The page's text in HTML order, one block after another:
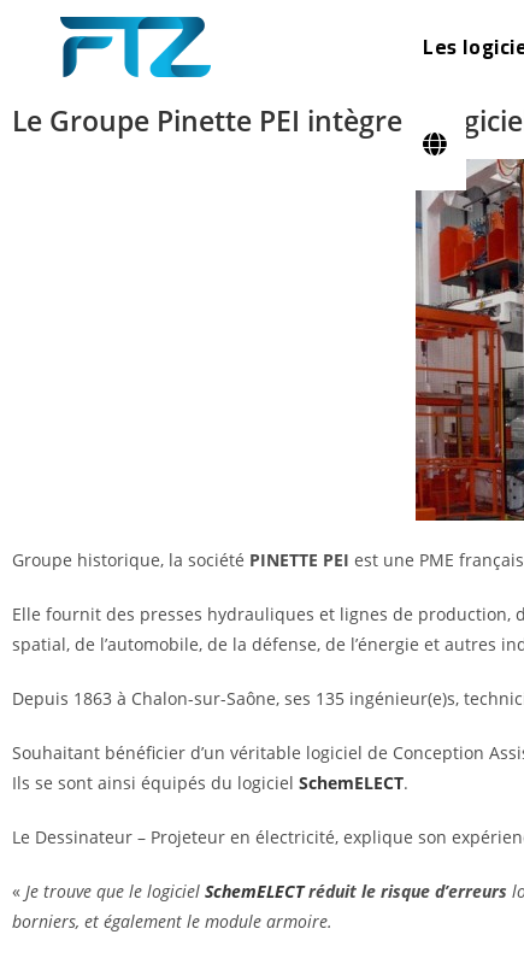
Les
Le Groupe Pinette PEI intègre le
Groupe historique, la société PINETTE PEI est une PME
Elle fournit des presses hydrauliques et lignes de production,
spatial, de l’automobile, de la défense, de l’énergie et autres
Depuis 1863 à Chalon-sur-Saône, ses 135 ingénieur(e)s,
Souhaitant bénéficier d’un véritable logiciel de Conception
Ils se sont ainsi équipés du logiciel SchemELECT.
Le Dessinateur – Projeteur en électricité, explique son
« Je trouve que le logiciel SchemELECTréduit le risque d’erreurs
borniers, et également le module armoire.